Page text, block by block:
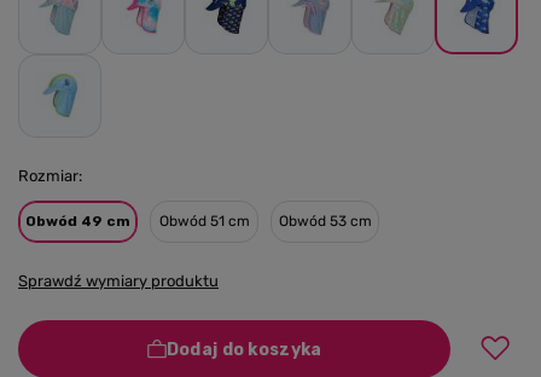
Rozmiar
Obwód 49 cm Obwód 51 cm Obwód 53 cm
Sprawdź wymiary produktu
Dodaj do koszyka